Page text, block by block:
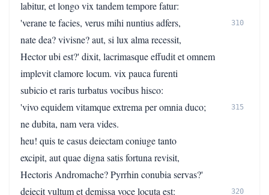
labitur, et longo vix tandem tempore fatur:
'verane te facies, verus mihi nuntius adfers,
310
nate dea? vivisne? aut, si lux alma recessit,
Hector ubi est?' dixit, lacrimasque effudit et omnem
implevit clamore locum. vix pauca furenti
subicio et raris turbatus vocibus hisco:
'vivo equidem vitamque extrema per omnia duco;
315
ne dubita, nam vera vides.
heu! quis te casus deiectam coniuge tanto
excipit, aut quae digna satis fortuna revisit,
Hectoris Andromache? Pyrrhin conubia servas?'
deiecit vultum et demissa voce locuta est:
320